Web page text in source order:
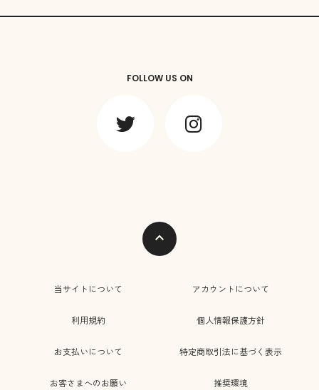
FOLLOW US ON
expand_less
当サイトについて アカウントについて
利用規約 個人情報保護方針
お支払いについて 特定商取引法に基づく表示
お客さまへのお願い 推奨環境